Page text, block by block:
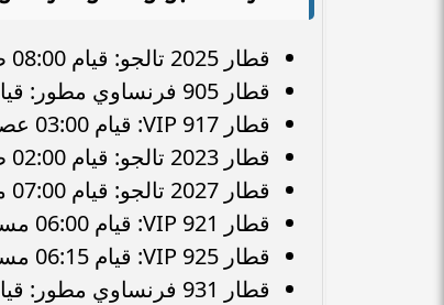
قطار 2025 تالجو: قيام 08:00 صباحًا – وصول 10:30 صباحًا.
قطار 905 فرنساوي مطور: قيام 09:00 صباحًا – وصول 11:30 صباحًا.
قطار 917 VIP: قيام 03:00 عصرًا – وصول 05:30 مساءً.
قطار 2023 تالجو: قيام 02:00 ظهرًا – وصول 04:30 عصرًا.
قطار 2027 تالجو: قيام 07:00 مساءً – وصول 09:30 مساءً.
قطار 921 VIP: قيام 06:00 مساءً – وصول 08:35 مساءً.
قطار 925 VIP: قيام 06:15 مساءً – وصول 09:40 مساءً.
قطار 931 فرنساوي مطور: قيام 08:15 مساءً – وصول 11:35 مساءً.